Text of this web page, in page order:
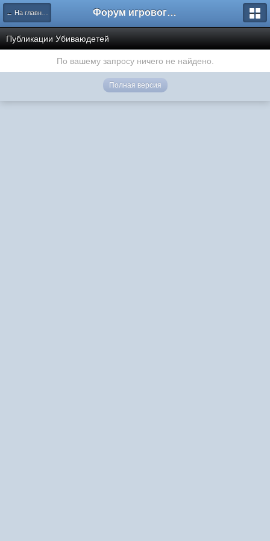
← На главную Форум игрового проекта Riverrise
Публикации Убиваюдетей
По вашему запросу ничего не найдено.
Полная версия